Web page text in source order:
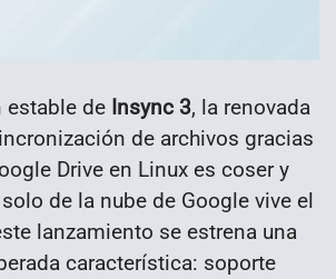
estable de Insync 3, la renovada
de archivos gracias
Drive en Linux es coser y
de la nube de Google vive el
lanzamiento se estrena una
característica: soporte